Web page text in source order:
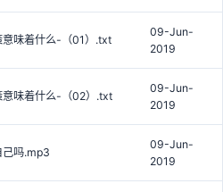
意味着什么-（01）.txt
09-Jun-
2019
意味着什么-（02）.txt
09-Jun-
2019
己吗.mp3
09-Jun-
2019